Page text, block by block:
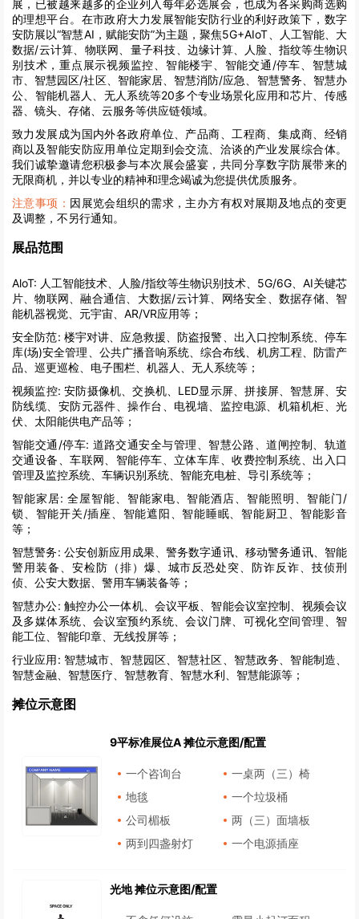
展，已被越来越多的企业列入每年必选展会，也成为各采购商选购
的理想平台。在市政府大力发展智能安防行业的利好政策下，数字
安防展以“智慧AI，赋能安防”为主题，聚焦5G+AIoT、人工智能、大
数据/云计算、物联网、量子科技、边缘计算、人脸、指纹等生物识
别技术，重点展示视频监控、智能楼宇、智能交通/停车、智慧城
市、智慧园区/社区、智能家居、智慧消防/应急、智慧警务、智慧办
公、智能机器人、无人系统等20多个专业场景化应用和芯片、传感
器、镜头、存储、云服务等供应链领域。
致力发展成为国内外各政府单位、产品商、工程商、集成商、经销
商以及智能安防应用单位定期到会交流、洽谈的产业发展综合体。
我们诚挚邀请您积极参与本次展会盛宴，共同分享数字防展带来的
无限商机，并以专业的精神和理念竭诚为您提供优质服务。
注意事项： 因展览会组织的需求，主办方有权对展期及地点的变更
及调整，不另行通知。
展品范围
AloT: 人工智能技术、人脸/指纹等生物识别技术、5G/6G、AI关键芯
片、物联网、融合通信、大数据/云计算、网络安全、数据存储、智
能机器视觉、元宇宙、AR/VR应用等；
安全防范: 楼宇对讲、应急救援、防盗报警、出入口控制系统、停车
库(场)安全管理、公共广播音响系统、综合布线、机房工程、防雷产
品、巡更巡检、电子围栏、机器人、无人系统等；
视频监控: 安防摄像机、交换机、LED显示屏、拼接屏、智慧屏、安
防线缆、安防元器件、操作台、电视墙、监控电源、机箱机柜、光
伏、太阳能供电产品等；
智能交通/停车: 道路交通安全与管理、智慧公路、道闸控制、轨道
交通设备、车联网、智能停车、立体车库、收费控制系统、出入口
管理及监控系统、车辆识别系统、智能充电桩、导引系统等；
智能家居: 全屋智能、智能家电、智能酒店、智能照明、智能门/
锁、智能开关/插座、智能遮阳、智能睡眠、智能厨卫、智能影音
等；
智慧警务: 公安创新应用成果、警务数字通讯、移动警务通讯、智能
警用装备、安检防（排）爆、城市反恐处突、防诈反诈、技侦刑
侦、公安大数据、警用车辆装备等；
智慧办公: 触控办公一体机、会议平板、智能会议室控制、视频会议
及多媒体系统、会议室预约系统、会议门牌、可视化空间管理、智
能工位、智能印章、无线投屏等；
行业应用: 智慧城市、智慧园区、智慧社区、智慧政务、智能制造、
智慧金融、智慧医疗、智慧教育、智慧水利、智慧能源等；
摊位示意图
9平标准展位A 摊位示意图/配置
一个咨询台
一桌两（三）椅
地毯
一个垃圾桶
公司楣板
两（三）面墙板
两到四盏射灯
一个电源插座
光地 摊位示意图/配置